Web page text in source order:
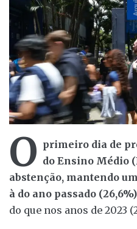
O primeiro dia de
do Ensino Médio
abstenção, mantendo
à do ano passado (26,6%)
do que nos anos de 2023